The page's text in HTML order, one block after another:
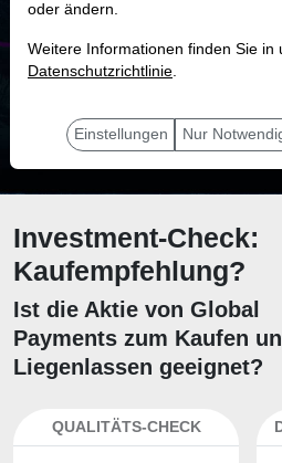
28.4
mit dieser Aktie
Investment-Check:
Kaufempfehlung?
Ist die Aktie von Global
Payments zum Kaufen
Liegenlassen geeignet?
QUALITÄTS-CHECK
oder ändern.
Weitere Informationen finden Sie in
Datenschutzrichtlinie.
Einstellungen Nur